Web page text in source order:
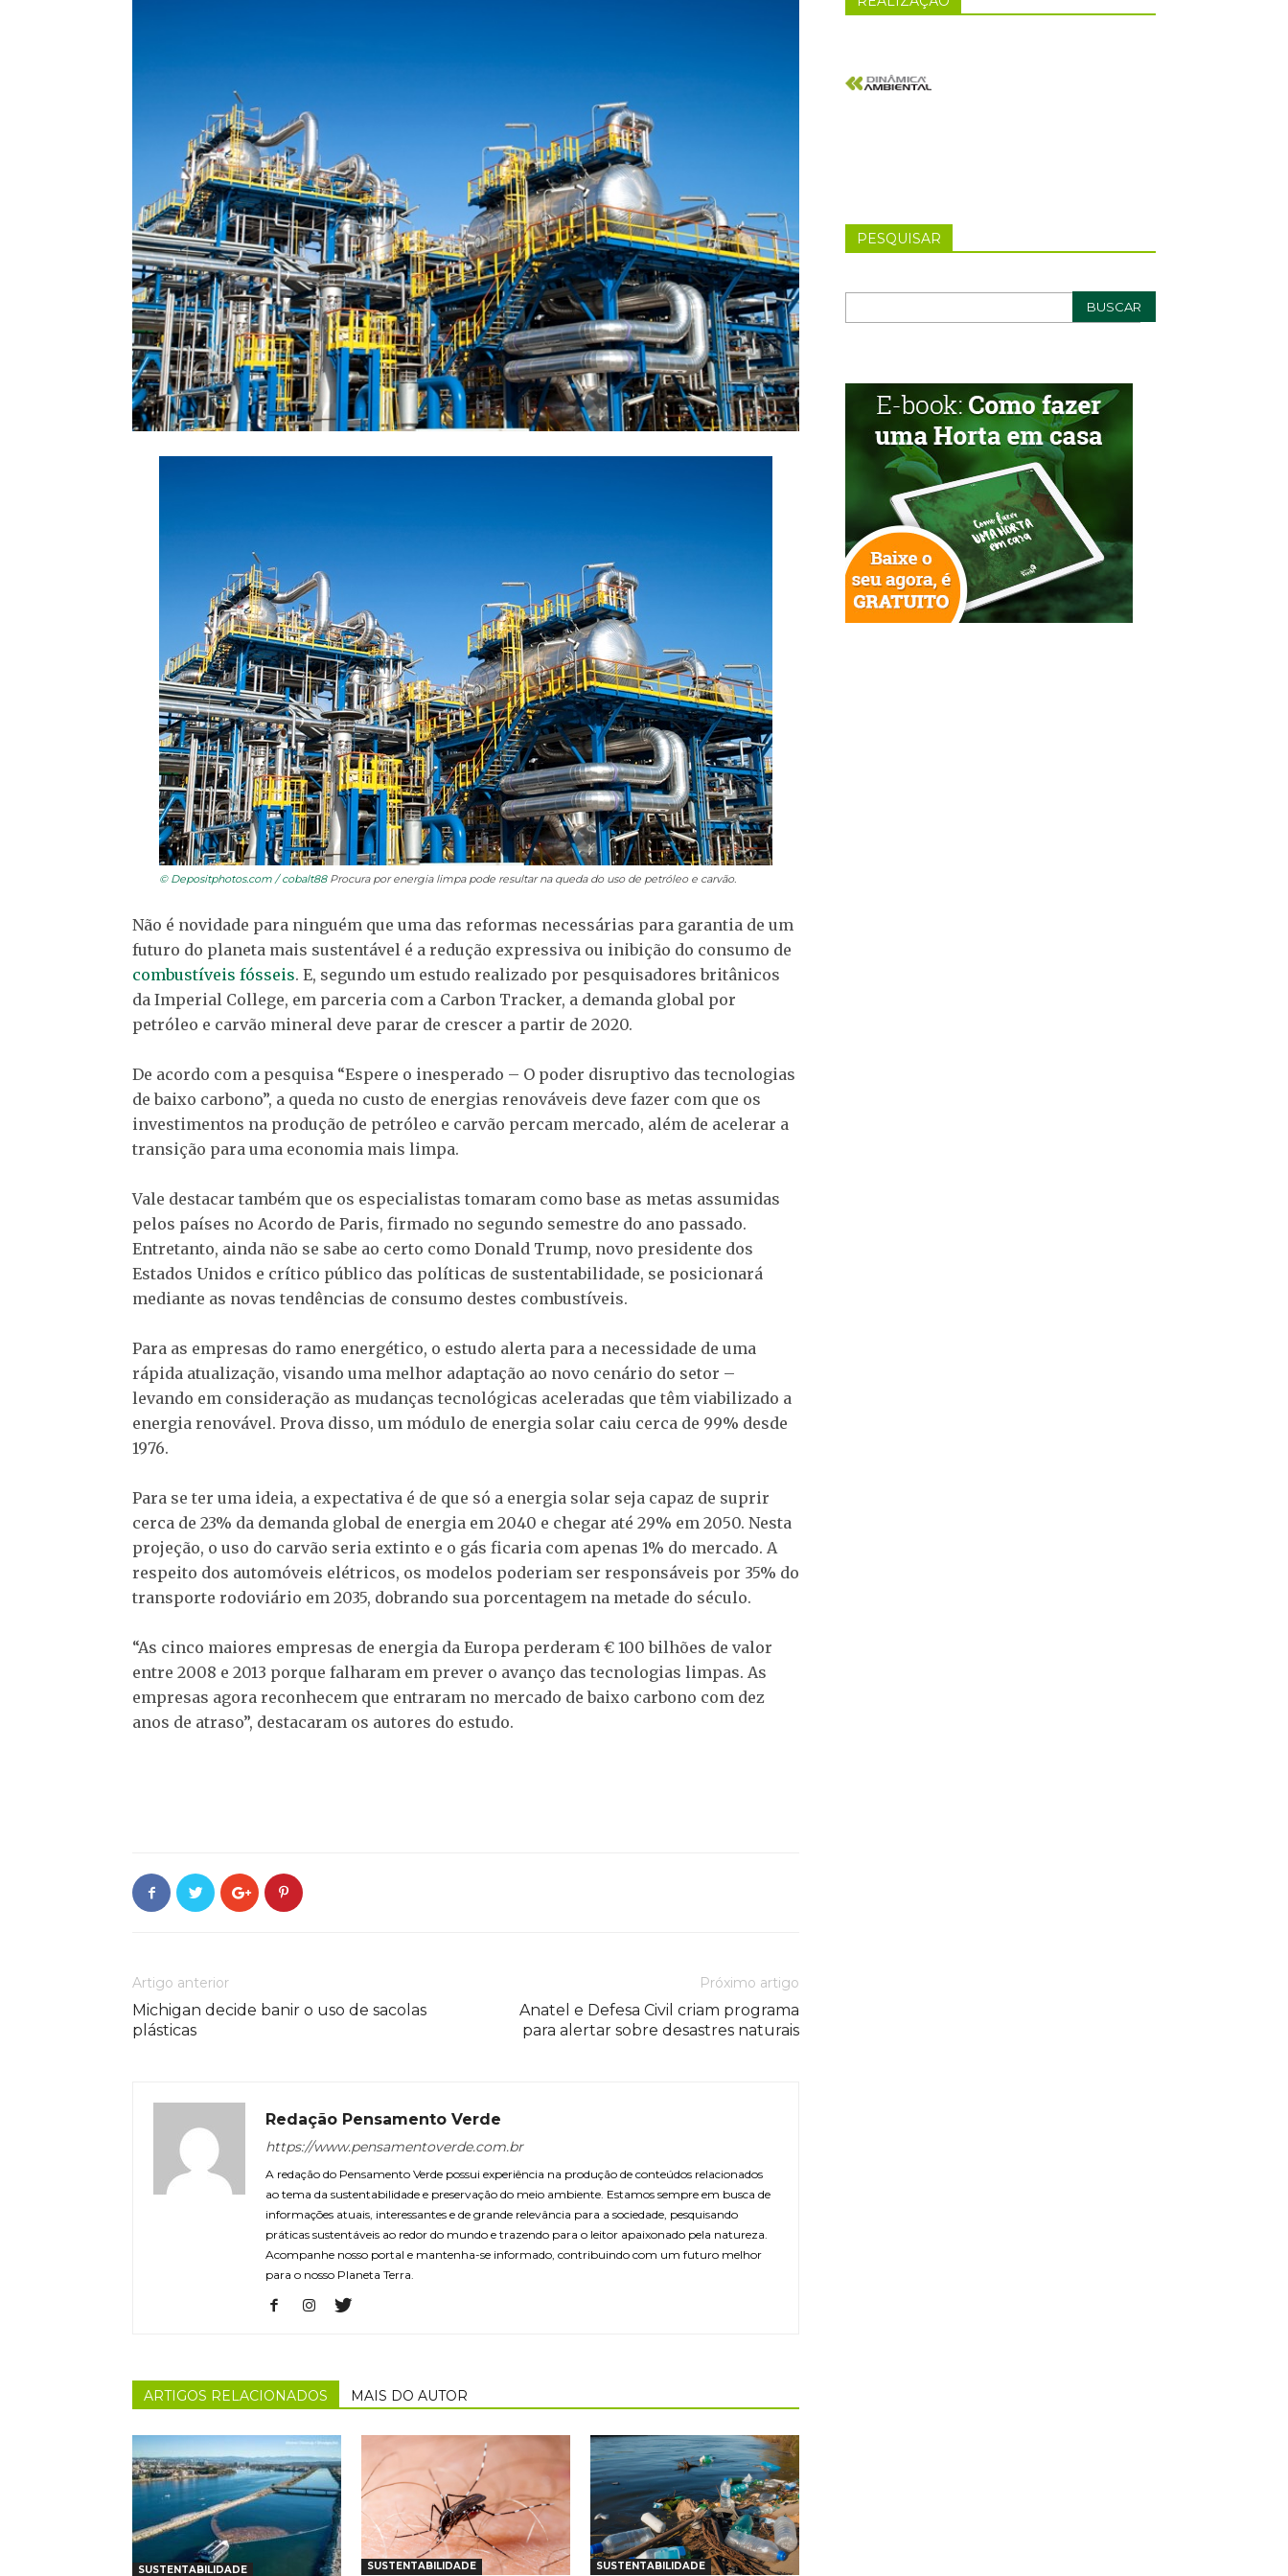
© Depositphotos.com / cobalt88Procura por energia limpa pode resultar na queda do uso de petróleo e carvão.
Não é novidade para ninguém que uma das reformas necessárias para garantia de um
futuro do planeta mais sustentável é a redução expressiva ou inibição do consumo de
combustíveis fósseis. E, segundo um estudo realizado por pesquisadores britânicos
da Imperial College, em parceria com a Carbon Tracker, a demanda global por
petróleo e carvão mineral deve parar de crescer a partir de 2020.
De acordo com a pesquisa “Espere o inesperado – O poder disruptivo das tecnologias
de baixo carbono”, a queda no custo de energias renováveis deve fazer com que os
investimentos na produção de petróleo e carvão percam mercado, além de acelerar a
transição para uma economia mais limpa.
Vale destacar também que os especialistas tomaram como base as metas assumidas
pelos países no Acordo de Paris, firmado no segundo semestre do ano passado.
Entretanto, ainda não se sabe ao certo como Donald Trump, novo presidente dos
Estados Unidos e crítico público das políticas de sustentabilidade, se posicionará
mediante as novas tendências de consumo destes combustíveis.
Para as empresas do ramo energético, o estudo alerta para a necessidade de uma
rápida atualização, visando uma melhor adaptação ao novo cenário do setor –
levando em consideração as mudanças tecnológicas aceleradas que têm viabilizado a
energia renovável. Prova disso, um módulo de energia solar caiu cerca de 99% desde
1976.
Para se ter uma ideia, a expectativa é de que só a energia solar seja capaz de suprir
cerca de 23% da demanda global de energia em 2040 e chegar até 29% em 2050. Nesta
projeção, o uso do carvão seria extinto e o gás ficaria com apenas 1% do mercado. A
respeito dos automóveis elétricos, os modelos poderiam ser responsáveis por 35% do
transporte rodoviário em 2035, dobrando sua porcentagem na metade do século.
“As cinco maiores empresas de energia da Europa perderam € 100 bilhões de valor
entre 2008 e 2013 porque falharam em prever o avanço das tecnologias limpas. As
empresas agora reconhecem que entraram no mercado de baixo carbono com dez
anos de atraso”, destacaram os autores do estudo.
Artigo anterior
Michigan decide banir o uso de sacolas
plásticas
Próximo artigo
Anatel e Defesa Civil criam programa
para alertar sobre desastres naturais
Redação Pensamento Verde
https://www.pensamentoverde.com.br
A redação do Pensamento Verde possui experiência na produção de conteúdos relacionados
ao tema da sustentabilidade e preservação do meio ambiente. Estamos sempre em busca de
informações atuais, interessantes e de grande relevância para a sociedade, pesquisando
práticas sustentáveis ao redor do mundo e trazendo para o leitor apaixonado pela natureza.
Acompanhe nosso portal e mantenha-se informado, contribuindo com um futuro melhor
para o nosso Planeta Terra.
ARTIGOS RELACIONADOS MAIS DO AUTOR
SUSTENTABILIDADE SUSTENTABILIDADE SUSTENTABILIDADE
PESQUISAR